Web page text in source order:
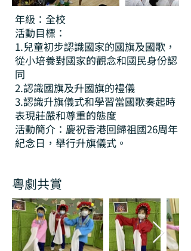
年級：全校
活動目標：
1.兒童初步認識國家的國旗及國歌，
從小培養對國家的觀念和國民身份認
同
2.認識國旗及升國旗的禮儀
3.認識升旗儀式和學習當國歌奏起時
表現莊嚴和尊重的態度
活動簡介：慶祝香港回歸祖國26周年
紀念日，舉行升旗儀式。
粵劇共賞